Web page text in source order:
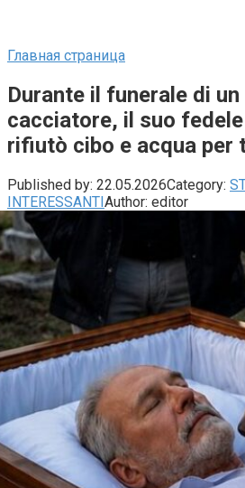
Главная страница
Durante il funerale di
cacciatore, il suo
rifiutò cibo e acqua per
Published by: 22.05.2026Category:
INTERESSANTIAuthor: editor